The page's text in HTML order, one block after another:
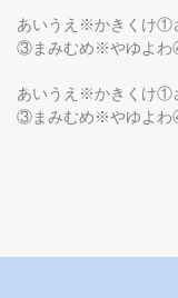
あいうえ※かきくけ
③まみむめ※やゆよ
あいうえ※かきくけ
③まみむめ※やゆよ